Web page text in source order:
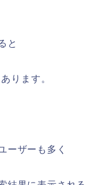
と
ります。
ーザーも多く